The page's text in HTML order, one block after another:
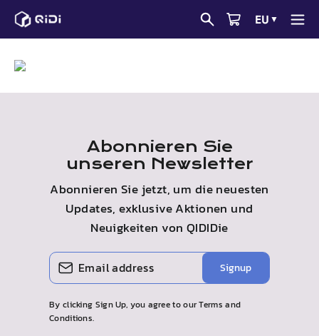
Zum
Inhalt
EU ▼
GEISTIGE EIGENTUMSRECHTE
Abonnieren Sie
unseren Newsletter
Abonnieren Sie jetzt, um die neuesten
Updates, exklusive Aktionen und
Neuigkeiten von QIDIDie
Geben
Sie
Ihre
E-
Abonnieren Signup
By clicking Sign Up, you agree to our Terms and
Conditions.